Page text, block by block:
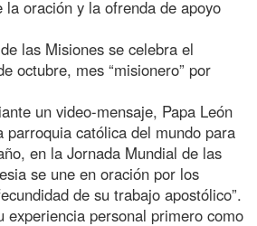
la oración y la ofrenda de apoyo
las Misiones se celebra el
octubre, mes “misionero” por
un video-mensaje, Papa León
parroquia católica del mundo para
en la Jornada Mundial de las
se une en oración por los
de su trabajo apostólico”.
experiencia personal primero como